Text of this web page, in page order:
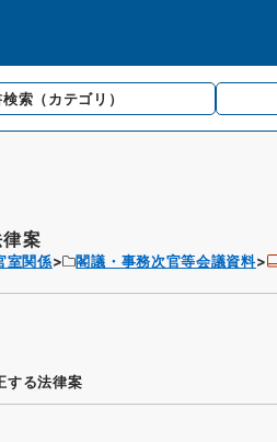
検索 （カテゴリ）
案
室関係 閣議・事務次官等会議資料
する法律案